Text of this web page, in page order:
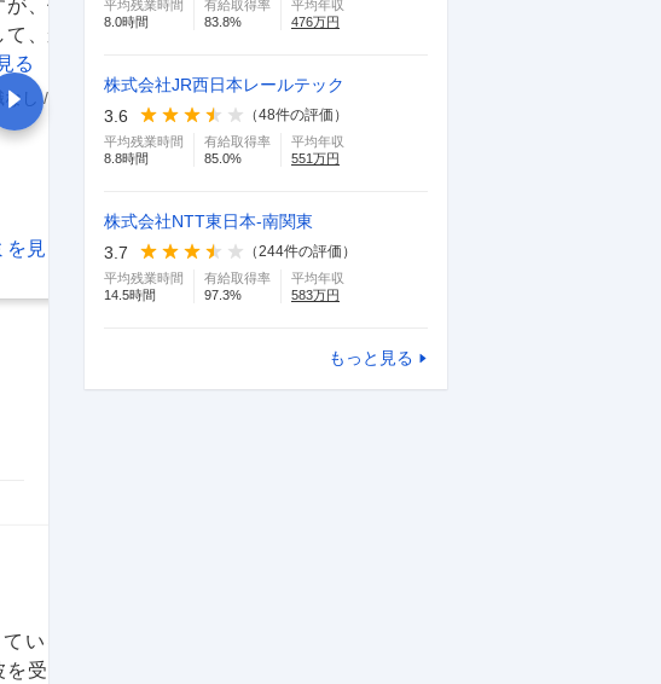
、他の
、かな
る
し
見る
新規の顧客とのやりとりで、いろんなタ
イプのお客様と接する機械が多いので自
正社員 20代 男性 新卒入社
済み
年収データ・関連クチコミを見る
いるた
受ける
平均残業時間
8.0時間
有給取得率
83.8%
平均年収
476万円
株式会社JR西日本レールテック
3.6
（48件の評価）
平均残業時間
8.8時間
有給取得率
85.0%
平均年収
551 万円
株式会社NTT東日本-南関東
3.7
（244件の評価）
平均残業時間
14.5時間
有給取得率
97.3%
平均年収
583万円
もっと見る